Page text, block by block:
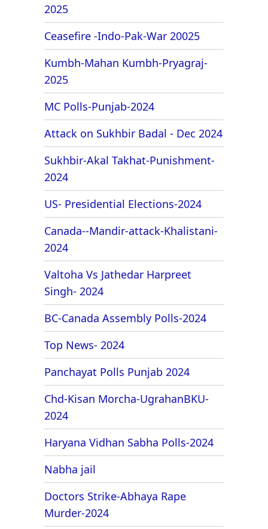
2025
Ceasefire -Indo-Pak-War 20025
Kumbh-Mahan Kumbh-Pryagraj-
2025
MC Polls-Punjab-2024
Attack on Sukhbir Badal - Dec 2024
Sukhbir-Akal Takhat-Punishment-
2024
US- Presidential Elections-2024
Canada--Mandir-attack-Khalistani-
2024
Valtoha Vs Jathedar Harpreet
Singh- 2024
BC-Canada Assembly Polls-2024
Top News- 2024
Panchayat Polls Punjab 2024
Chd-Kisan Morcha-UgrahanBKU-
2024
Haryana Vidhan Sabha Polls-2024
Nabha jail
Doctors Strike-Abhaya Rape
Murder-2024